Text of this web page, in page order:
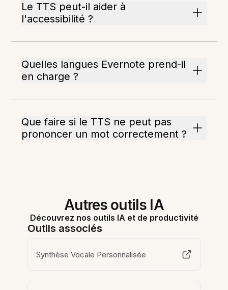
Le TTS peut-il aider à
l'accessibilité ?
Quelles langues Evernote prend-il
en charge ?
Que faire si le TTS ne peut pas
prononcer un mot correctement ?
Autres outils IA
Découvrez nos outils IA et de productivité
Outils associés
Synthèse Vocale Personnalisée